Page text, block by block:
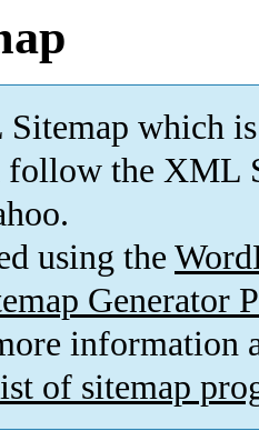
which is
follow the XML
using the
Generator
information
of sitemap